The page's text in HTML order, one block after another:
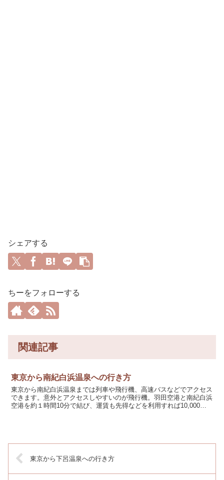
シェアする
ちーをフォローする
関連記事
東京から南紀白浜温泉への行き方
東京から南紀白浜温泉までは列車や飛行機、高速バスなどでアクセス
できます。意外とアクセスしやすいのが飛行機。羽田空港と南紀白浜
空港を約１時間10分で結び、運賃も先得などを利用すれば10,000円
東京から下呂温泉への行き方